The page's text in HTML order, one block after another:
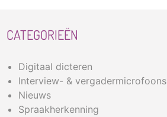
CATEGORIEËN
Digitaal dicteren
Interview- & vergadermicrofoons
Nieuws
Spraakherkenning